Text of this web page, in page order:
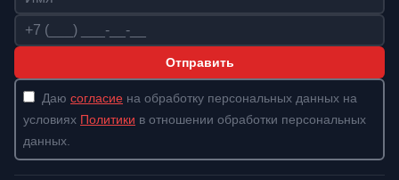
Телефон
Отправить
Даю согласие на обработку персональных данных на
условиях Политики в отношении обработки персональных
данных.